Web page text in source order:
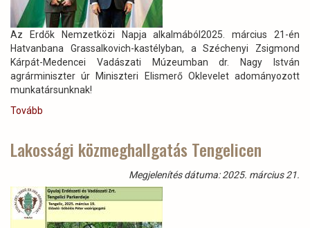
Az Erdők Nemzetközi Napja alkalmából2025. március 21-én
Hatvanbana Grassalkovich-kastélyban, a Széchenyi Zsigmond
Kárpát-Medencei Vadászati Múzeumban dr. Nagy István
agrárminiszter úr Miniszteri Elismerő Oklevelet adományozott
munkatársunknak!
Tovább
Attila
erdőmérnök
munkatársunknak)
Lakossági közmeghallgatás Tengelicen
Megjelenítés dátuma: 2025. március 21.